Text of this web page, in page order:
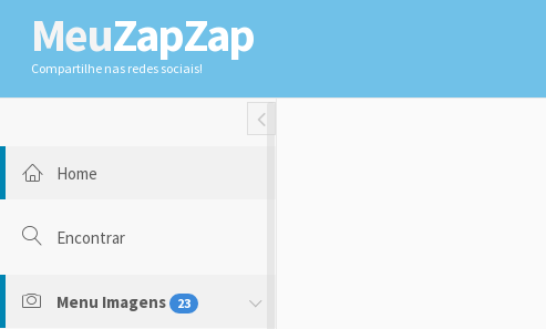
MeuZapZap
Compartilhe nas redes sociais!
Toggle Fullwidth
Home
Encontrar
Menu Imagens 23